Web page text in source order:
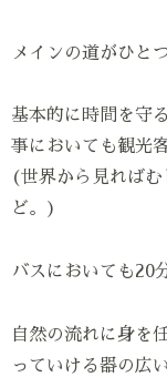
メインの道がひと
基本的に時間を守
事においても観光
(世界から見れば
ど。)
バスにおいても20
自然の流れに身を
っていける器の広